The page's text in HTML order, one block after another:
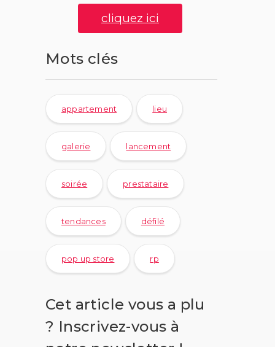
cliquez ici
Mots clés
appartement lieu
galerie lancement
soirée prestataire
tendances défilé
pop up store rp
Cet article vous a plu
? Inscrivez-vous à